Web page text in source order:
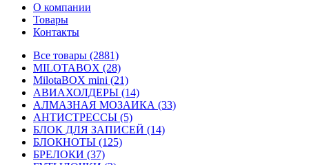
О компании
Товары
Контакты
Все товары (2881)
MILOTABOX (28)
MilotaBOX mini (21)
АВИАХОЛДЕРЫ (14)
АЛМАЗНАЯ МОЗАИКА (33)
АНТИСТРЕССЫ (5)
БЛОК ДЛЯ ЗАПИСЕЙ (14)
БЛОКНОТЫ (125)
БРЕЛОКИ (37)